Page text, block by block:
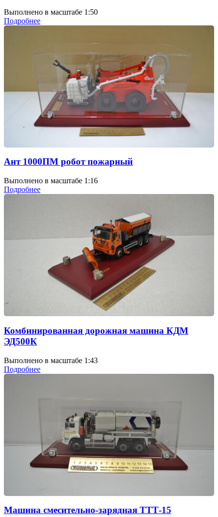
Выполнено в масштабе 1:50
Подробнее
Ант 1000ПМ робот пожарный
Выполнено в масштабе 1:16
Подробнее
Комбинированная дорожная машина КДМ
ЭД500К
Выполнено в масштабе 1:43
Подробнее
Машина смесительно-зарядная ТТТ-15